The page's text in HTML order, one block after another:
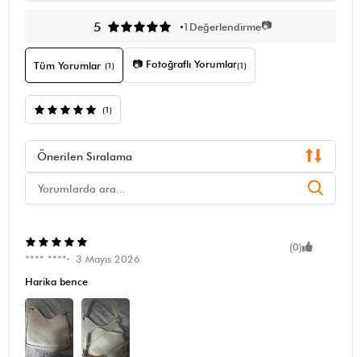
5 1 Değerlendirme📷
Tüm Yorumlar (1) 📷 Fotoğraflı Yorumlar(1)
(1)
Önerilen Sıralama
(0)
**** ****
3 Mayıs 2026
Harika bence